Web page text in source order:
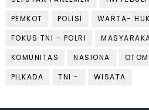
PEMKOT
POLISI
WARTA-
FOKUS TNI - POLRI
KOMUNITAS
NASIONA
PILKADA
TNI - WISATA